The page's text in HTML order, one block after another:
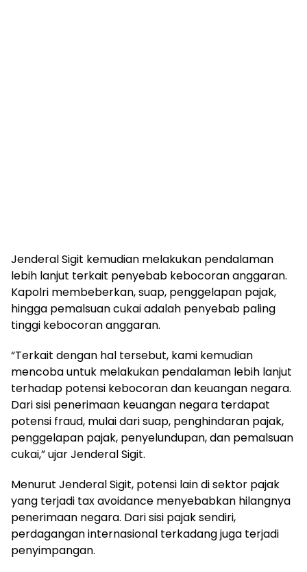
Jenderal Sigit kemudian melakukan pendalaman
lebih lanjut terkait penyebab kebocoran anggaran.
Kapolri membeberkan, suap, penggelapan pajak,
hingga pemalsuan cukai adalah penyebab paling
tinggi kebocoran anggaran.
“Terkait dengan hal tersebut, kami kemudian
mencoba untuk melakukan pendalaman lebih lanjut
terhadap potensi kebocoran dan keuangan negara.
Dari sisi penerimaan keuangan negara terdapat
potensi fraud, mulai dari suap, penghindaran pajak,
penggelapan pajak, penyelundupan, dan pemalsuan
cukai,” ujar Jenderal Sigit.
Menurut Jenderal Sigit, potensi lain di sektor pajak
yang terjadi tax avoidance menyebabkan hilangnya
penerimaan negara. Dari sisi pajak sendiri,
perdagangan internasional terkadang juga terjadi
penyimpangan.